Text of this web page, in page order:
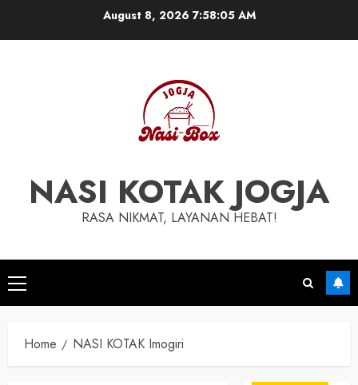
August 8, 2026 7:58:06 AM
NASI KOTAK JOGJA
RASA NIKMAT, LAYANAN HEBAT!
Home NASI KOTAK Imogiri